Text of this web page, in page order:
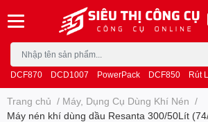
DCF870 DCD1007 PowerPack DCF850 Rút
Trang chủ / Máy, Dụng Cụ Dùng Khí Nén /
Máy nén khí dùng dầu Resanta 300/50Lít